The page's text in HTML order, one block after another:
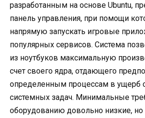
разработанным на основе Ubuntu,
панель управления, при помощи
напрямую запускать игровые
популярных сервисов. Система
из ноутбуков максимальную
счет своего ядра, отдающего
определенным процессам в ущерб
системных задач. Минимальные
оборудованию довольно низкие, но